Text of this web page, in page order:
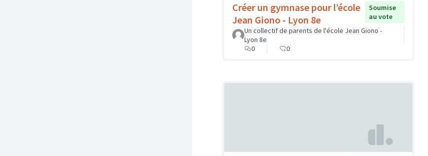
Créer un gymnase pour l’école
Jean Giono - Lyon 8e
Soumise
au vote
Un collectif de parents de l'école Jean Giono -
Lyon 8e
0
0